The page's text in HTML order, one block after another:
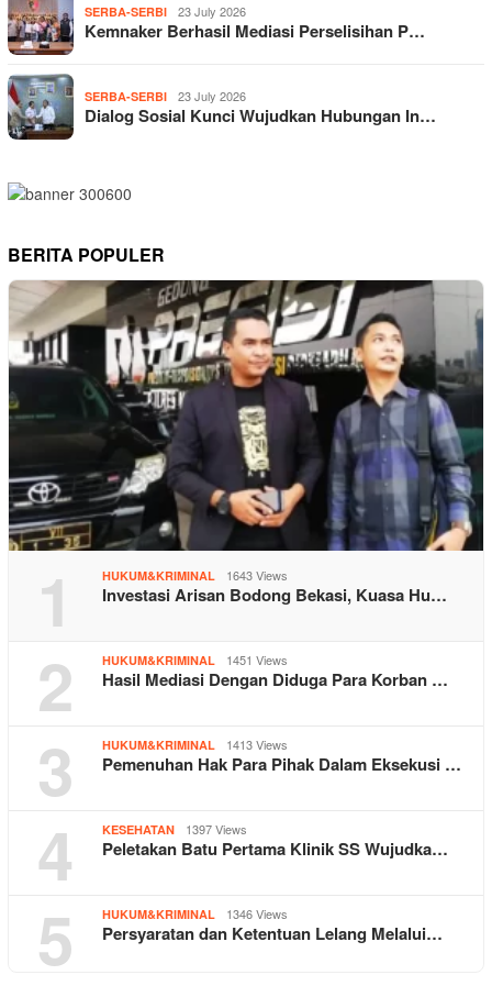
SERBA-SERBI 23 July 2026
Kemnaker Berhasil Mediasi Perselisihan P…
SERBA-SERBI 23 July 2026
Dialog Sosial Kunci Wujudkan Hubungan In…
BERITA POPULER
1 HUKUM&KRIMINAL 1643 Views
Investasi Arisan Bodong Bekasi, Kuasa Hu…
2 HUKUM&KRIMINAL 1451 Views
Hasil Mediasi Dengan Diduga Para Korban …
3 HUKUM&KRIMINAL 1413 Views
Pemenuhan Hak Para Pihak Dalam Eksekusi …
4 KESEHATAN 1397 Views
Peletakan Batu Pertama Klinik SS Wujudka…
5 HUKUM&KRIMINAL 1346 Views
Persyaratan dan Ketentuan Lelang Melalui…